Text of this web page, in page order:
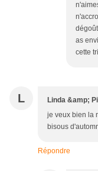
as
cette
L Linda &amp;
je veux bien la
bisous
Répondre